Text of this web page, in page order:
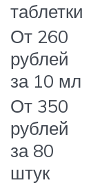
таблетки
От 260
рублей
за 10 мл
От 350
рублей
за 80
штук